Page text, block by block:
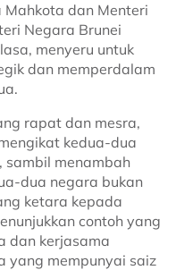
dan Menteri
Negara Brunei
menyeru untuk
dan memperdalam
rapat dan mesra,
kedua-dua
sambil menambah
dua negara bukan
ketara kepada
contoh yang
dan kerjasama
yang mempunyai saiz